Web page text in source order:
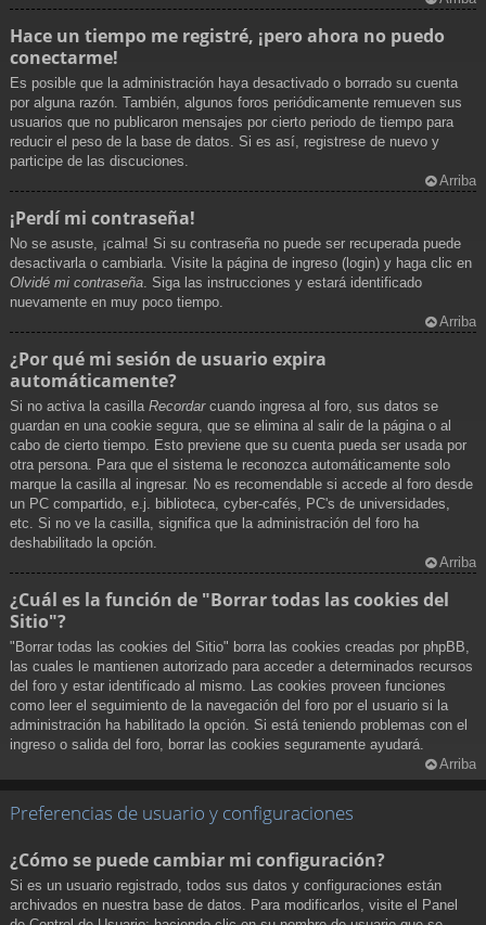
Hace un tiempo me registré, ¡pero ahora no puedo
conectarme!
Es posible que la administración haya desactivado o borrado su cuenta
por alguna razón. También, algunos foros periódicamente remueven sus
usuarios que no publicaron mensajes por cierto periodo de tiempo para
reducir el peso de la base de datos. Si es así, registrese de nuevo y
participe de las discuciones.
Arriba
¡Perdí mi contraseña!
No se asuste, ¡calma! Si su contraseña no puede ser recuperada puede
desactivarla o cambiarla. Visite la página de ingreso (login) y haga clic en
Olvidé mi contraseña . Siga las instrucciones y estará identificado
nuevamente en muy poco tiempo.
Arriba
¿Por qué mi sesión de usuario expira
automáticamente?
Si no activa la casilla Recordarcuando ingresa al foro, sus datos se
guardan en una cookie segura, que se elimina al salir de la página o al
cabo de cierto tiempo. Esto previene que su cuenta pueda ser usada por
otra persona. Para que el sistema le reconozca automáticamente solo
marque la casilla al ingresar. No es recomendable si accede al foro desde
un PC compartido, e.j. biblioteca, cyber-cafés, PC's de universidades,
etc. Si no ve la casilla, significa que la administración del foro ha
deshabilitado la opción.
Arriba
¿Cuál es la función de "Borrar todas las cookies del
Sitio"?
"Borrar todas las cookies del Sitio" borra las cookies creadas por phpBB,
las cuales le mantienen autorizado para acceder a determinados recursos
del foro y estar identificado al mismo. Las cookies proveen funciones
como leer el seguimiento de la navegación del foro por el usuario si la
administración ha habilitado la opción. Si está teniendo problemas con el
ingreso o salida del foro, borrar las cookies seguramente ayudará.
Arriba
Preferencias de usuario y configuraciones
¿Cómo se puede cambiar mi configuración?
Si es un usuario registrado, todos sus datos y configuraciones están
archivados en nuestra base de datos. Para modificarlos, visite el Panel